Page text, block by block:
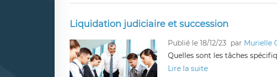
Liquidation judiciaire et succession
Publié le 18/12/23 par Murielle
Quelles sont les tâches
Lire la suite